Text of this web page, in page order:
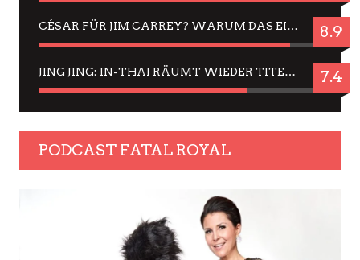
CÉSAR FÜR JIM CARREY? WARUM DAS EINER DER NERVIGSTEN ACTORS IST UND BLEIBT 8.9
JING JING: IN-THAI RÄUMT WIEDER TITEL AB – EIN ZWEI-STUNDEN-ERLEBNISBERICHT 7.4
PODCAST FATAL ROYAL